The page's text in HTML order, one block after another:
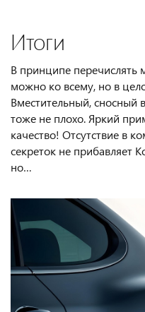
Итоги
В принципе перечислять
можно ко всему, но в
Вместительный, сносный
тоже не плохо. Яркий
качество! Отсутствие в
секреток не прибавляет
но…